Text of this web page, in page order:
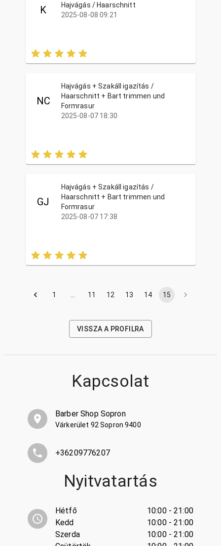
K
Hajvágás / Haarschnitt
2025-08-08 09:21
NC
Hajvágás + Szakáll igazítás /
Haarschnitt + Bart trimmen und
Formrasur
2025-08-07 18:30
GJ
Hajvágás + Szakáll igazítás /
Haarschnitt + Bart trimmen und
Formrasur
2025-08-07 17:38
1 … 11 12 13 14 15
VISSZA A PROFILRA
Kapcsolat
Barber Shop Sopron
Várkerület 92 Sopron 9400
+36209776207
Nyitvatartás
Hétfő
Kedd
Szerda
10:00 - 21:00
10:00 - 21:00
10:00 - 21:00